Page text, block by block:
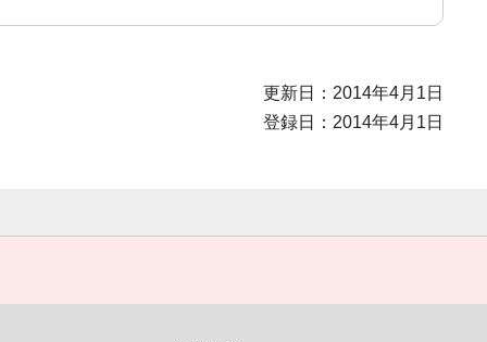
更新日：2014年4月1日
登録日：2014年4月1日